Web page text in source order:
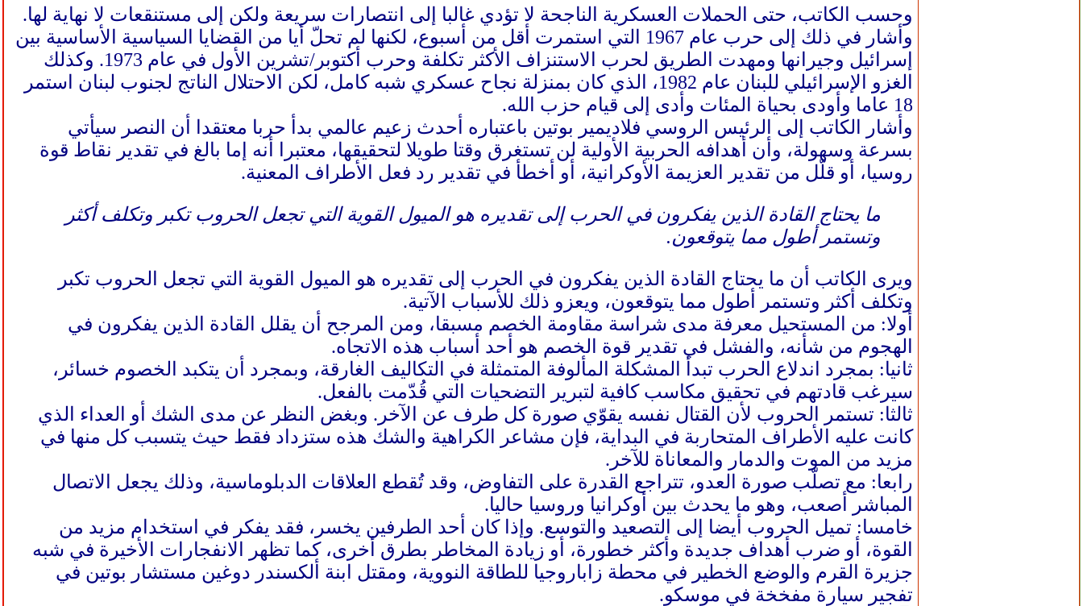
وحسب الكاتب، حتى الحملات العسكرية الناجحة لا تؤدي غالبا إلى انتصارات سريعة ولكن إلى مستنقعات لا نهاية لها.
وأشار في ذلك إلى حرب عام 1967 التي استمرت أقل من أسبوع، لكنها لم تحلّ أيا من القضايا السياسية الأساسية بين
إسرائيل وجيرانها ومهدت الطريق لحرب الاستنزاف الأكثر تكلفة وحرب أكتوبر/تشرين الأول في عام 1973. وكذلك
الغزو الإسرائيلي للبنان عام 1982، الذي كان بمنزلة نجاح عسكري شبه كامل، لكن الاحتلال الناتج لجنوب لبنان استمر
18 عاما وأودى بحياة المئات وأدى إلى قيام حزب الله.
وأشار الكاتب إلى الرئيس الروسي فلاديمير بوتين باعتباره أحدث زعيم عالمي بدأ حربا معتقدا أن النصر سيأتي
بسرعة وسهولة، وأن أهدافه الحربية الأولية لن تستغرق وقتا طويلا لتحقيقها، معتبرا أنه إما بالغ في تقدير نقاط قوة
روسيا، أو قلّل من تقدير العزيمة الأوكرانية، أو أخطأ في تقدير رد فعل الأطراف المعنية.
ما يحتاج القادة الذين يفكرون في الحرب إلى تقديره هو الميول القوية التي تجعل الحروب تكبر وتكلف أكثر
وتستمر أطول مما يتوقعون.
ويرى الكاتب أن ما يحتاج القادة الذين يفكرون في الحرب إلى تقديره هو الميول القوية التي تجعل الحروب تكبر
وتكلف أكثر وتستمر أطول مما يتوقعون، ويعزو ذلك للأسباب الآتية.
أولا: من المستحيل معرفة مدى شراسة مقاومة الخصم مسبقا، ومن المرجح أن يقلل القادة الذين يفكرون في
الهجوم من شأنه، والفشل في تقدير قوة الخصم هو أحد أسباب هذه الاتجاه.
ثانيا: بمجرد اندلاع الحرب تبدأ المشكلة المألوفة المتمثلة في التكاليف الغارقة، وبمجرد أن يتكبد الخصوم خسائر،
سيرغب قادتهم في تحقيق مكاسب كافية لتبرير التضحيات التي قُدّمت بالفعل.
ثالثا: تستمر الحروب لأن القتال نفسه يقوّي صورة كل طرف عن الآخر. وبغض النظر عن مدى الشك أو العداء الذي
كانت عليه الأطراف المتحاربة في البداية، فإن مشاعر الكراهية والشك هذه ستزداد فقط حيث يتسبب كل منها في
مزيد من الموت والدمار والمعاناة للآخر.
رابعا: مع تصلّب صورة العدو، تتراجع القدرة على التفاوض، وقد تُقطع العلاقات الدبلوماسية، وذلك يجعل الاتصال
المباشر أصعب، وهو ما يحدث بين أوكرانيا وروسيا حاليا.
خامسا: تميل الحروب أيضا إلى التصعيد والتوسع. وإذا كان أحد الطرفين يخسر، فقد يفكر في استخدام مزيد من
القوة، أو ضرب أهداف جديدة وأكثر خطورة، أو زيادة المخاطر بطرق أخرى، كما تظهر الانفجارات الأخيرة في شبه
جزيرة القرم والوضع الخطير في محطة زاباروجيا للطاقة النووية، ومقتل ابنة ألكسندر دوغين مستشار بوتين في
تفجير سيارة مفخخة في موسكو.